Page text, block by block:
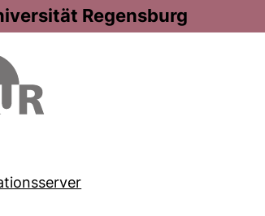
Regensburg